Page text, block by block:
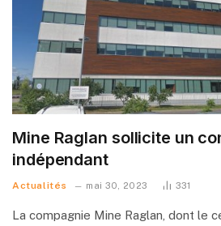
Mine Raglan sollicite un
indépendant
Actualités mai 30, 2023 331
La compagnie Mine Raglan, dont le